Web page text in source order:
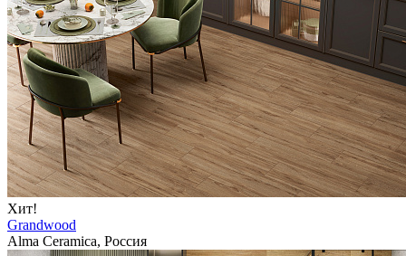
Хит!
Grandwood
Alma Ceramica, Россия